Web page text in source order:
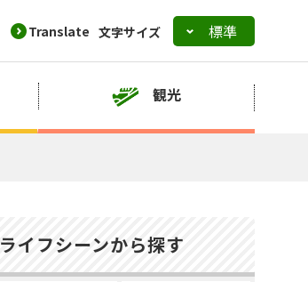
Translate 文字サイズ
観光
ライフシーンから探す